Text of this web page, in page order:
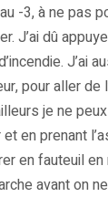
-3, à ne pas
J’ai dû
J’ai
pour aller de
je ne
en prenant
en fauteuil
avant on